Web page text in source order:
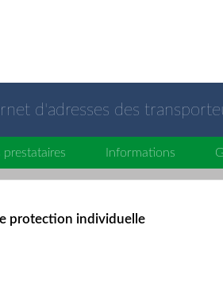
d'adresses des
Informations
protection individuelle